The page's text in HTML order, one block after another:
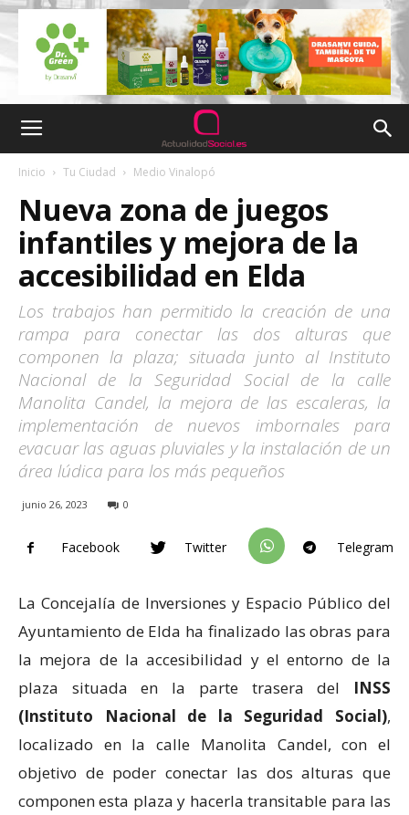
Inicio Tu Ciudad Medio Vinalopó
Nueva zona de juegos
infantiles y mejora de la
accesibilidad en Elda
Los trabajos han permitido la creación de una
rampa para conectar las dos alturas que
componen la plaza; situada junto al Instituto
Nacional de la Seguridad Social de la calle
Manolita Candel, la mejora de las escaleras, la
implementación de nuevos imbornales para
evacuar las aguas pluviales y la instalación de un
área lúdica para los más pequeños
junio 26, 2023 0
Facebook Twitter Telegram
La Concejalía de Inversiones y Espacio Público del
Ayuntamiento de Elda ha finalizado las obras para
la mejora de la accesibilidad y el entorno de la
plaza situada en la parte trasera del INSS
(Instituto Nacional de la Seguridad Social),
localizado en la calle Manolita Candel, con el
objetivo de poder conectar las dos alturas que
componen esta plaza y hacerla transitable para las